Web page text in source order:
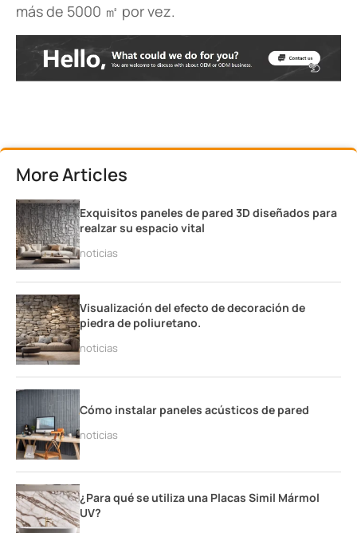
más de 5000 ㎡ por vez.
More Articles
Exquisitos paneles de pared 3D diseñados para
realzar su espacio vital
noticias
Visualización del efecto de decoración de
piedra de poliuretano.
noticias
Cómo instalar paneles acústicos de pared
noticias
¿Para qué se utiliza una Placas Simil Mármol
UV?